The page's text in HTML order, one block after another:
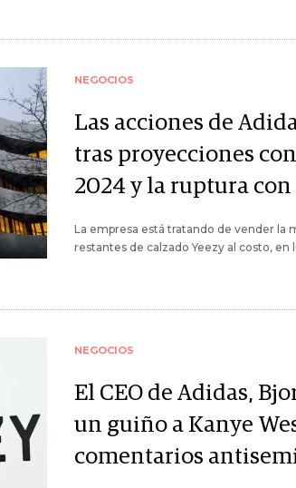
NEGOCIOS
Las acciones de
tras proyecciones
2024 y la ruptura con
La empresa está tratando de vender la
restantes de calzado Yeezy al costo, en
NEGOCIOS
El CEO de Adidas,
un guiño a Kanye
comentarios